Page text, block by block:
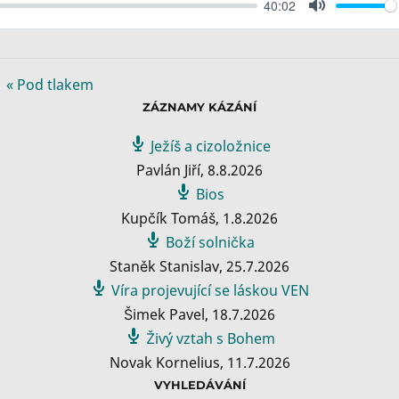
40:02
M
u
« Pod tlakem
ZÁZNAMY KÁZÁNÍ
Ježíš a cizoložnice
Pavlán Jiří, 8.8.2026
Bios
Kupčík Tomáš, 1.8.2026
Boží solnička
Staněk Stanislav, 25.7.2026
Víra projevující se láskou VEN
Šimek Pavel, 18.7.2026
Živý vztah s Bohem
Novak Kornelius, 11.7.2026
VYHLEDÁVÁNÍ